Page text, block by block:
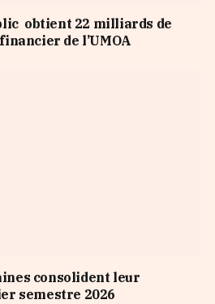
obtient 22 milliards de
de l’UMOA
consolident leur
semestre 2026